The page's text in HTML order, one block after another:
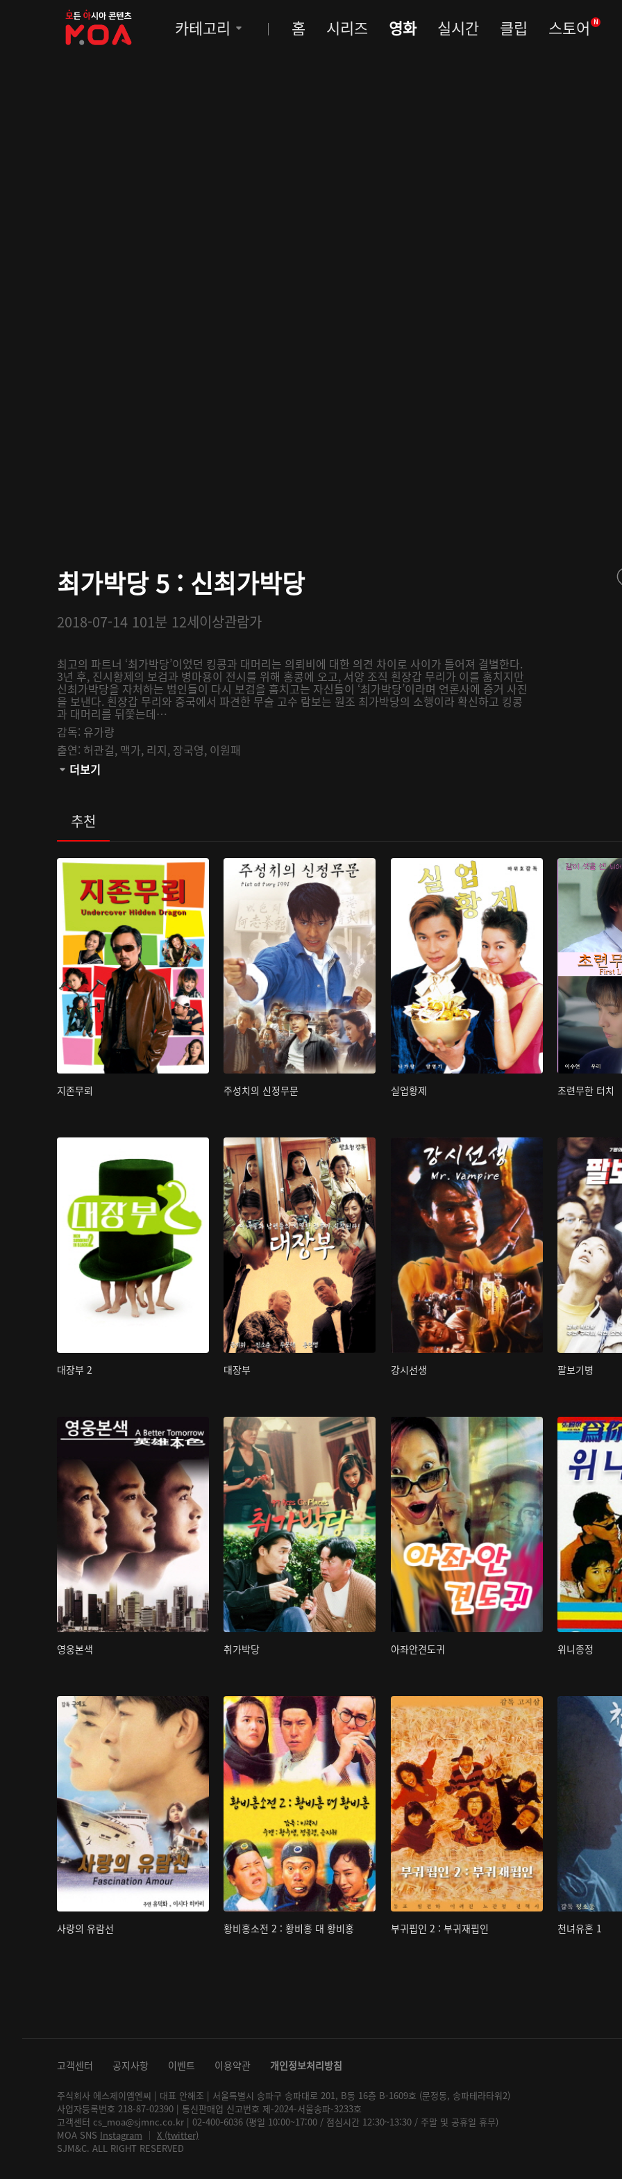
MOA
카테고리 홈 시리즈 영화 실시간 클립 스토어 N
최가박당 5 : 신최가박당
2018-07-14 101분 12세이상관람가
최고의 파트너 ‘최가박당’이었던 킹콩과 대머리는 의뢰비에 대한 의견 차이로 사이가 틀어져 결별한다.
3년 후, 진시황제의 보검과 병마용이 전시를 위해 홍콩에 오고, 서양 조직 흰장갑 무리가 이를 훔치지만
신최가박당을 자처하는 범인들이 다시 보검을 훔치고는 자신들이 ‘최가박당’이라며 언론사에 증거 사진
을 보낸다. 흰장갑 무리와 중국에서 파견한 무술 고수 람보는 원조 최가박당의 소행이라 확신하고 킹콩
과 대머리를 뒤쫓는데…
감독: 유가량
출연: 허관걸, 맥가, 리지, 장국영, 이원패
관람등급:
더보기
추천
지존무뢰 주성치의 신정무문 실업황제 초련무한 터치
대장부 2 대장부 강시선생 팔보기병
영웅본색 취가박당 아좌안견도귀 위니종정
사랑의 유람선 황비홍소전 2 : 황비홍 대 황비홍 부귀핍인 2 : 부귀재핍인 천녀유혼 1
고객센터 공지사항 이벤트 이용약관 개인정보처리방침
주식회사 에스제이엠엔씨 | 대표 안해조 | 서울특별시 송파구 송파대로 201, B동 16층 B-1609호 (문정동, 송파테라타워2)
사업자등록번호 218-87-02390 | 통신판매업 신고번호 제-2024-서울송파-3233호
고객센터 cs_moa@sjmnc.co.kr | 02-400-6036 (평일 10:00~17:00 / 점심시간 12:30~13:30 / 주말 및 공휴일 휴무)
MOA SNS Instagram │ X (twitter)
SJM&C. ALL RIGHT RESERVED